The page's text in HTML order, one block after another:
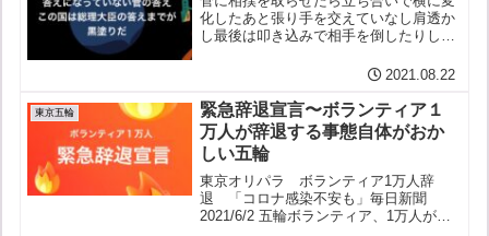
化したあと張り手を交えていなし肩透か
し最後は叩き込みで相手を倒したりして
あとにするといった取り口に違いないそ
に正面からまっこう勝負し...
2021.08.22
東京五輪
緊急辞退宣言〜ボランティア１
万人が辞退する事態自体がおか
しい五輪
東京オリパラ ボランティア1万人辞
退 「コロナ感染不安も」毎日新聞
2021/6/2 五輪ボランティア、1万人が辞